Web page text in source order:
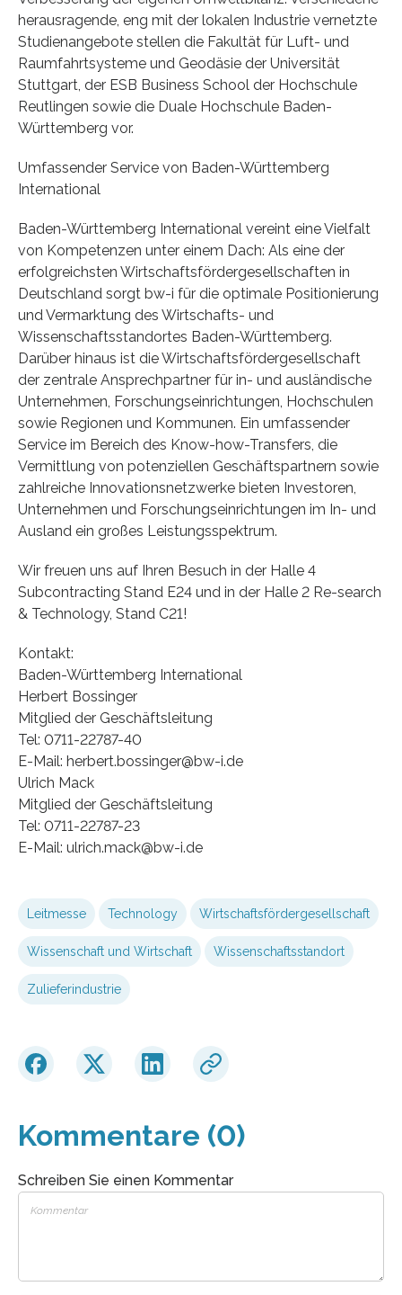
herausragende, eng mit der lokalen Industrie vernetzte
Studienangebote stellen die Fakultät für Luft- und
Raumfahrtsysteme und Geodäsie der Universität
Stuttgart, der ESB Business School der Hochschule
Reutlingen sowie die Duale Hochschule Baden-
Württemberg vor.
Umfassender Service von Baden-Württemberg
International
Baden-Württemberg International vereint eine Vielfalt
von Kompetenzen unter einem Dach: Als eine der
erfolgreichsten Wirtschaftsfördergesellschaften in
Deutschland sorgt bw-i für die optimale Positionierung
und Vermarktung des Wirtschafts- und
Wissenschaftsstandortes Baden-Württemberg.
Darüber hinaus ist die Wirtschaftsfördergesellschaft
der zentrale Ansprechpartner für in- und ausländische
Unternehmen, Forschungseinrichtungen, Hochschulen
sowie Regionen und Kommunen. Ein umfassender
Service im Bereich des Know-how-Transfers, die
Vermittlung von potenziellen Geschäftspartnern sowie
zahlreiche Innovationsnetzwerke bieten Investoren,
Unternehmen und Forschungseinrichtungen im In- und
Ausland ein großes Leistungsspektrum.
Wir freuen uns auf Ihren Besuch in der Halle 4
Subcontracting Stand E24 und in der Halle 2 Re-search
& Technology, Stand C21!
Kontakt:
Baden-Württemberg International
Herbert Bossinger
Mitglied der Geschäftsleitung
Tel: 0711-22787-40
E-Mail: herbert.bossinger@bw-i.de
Ulrich Mack
Mitglied der Geschäftsleitung
Tel: 0711-22787-23
E-Mail: ulrich.mack@bw-i.de
Leitmesse Technology Wirtschaftsfördergesellschaft
Wissenschaft und Wirtschaft Wissenschaftsstandort
Zulieferindustrie
Kommentare (0)
Schreiben Sie einen Kommentar